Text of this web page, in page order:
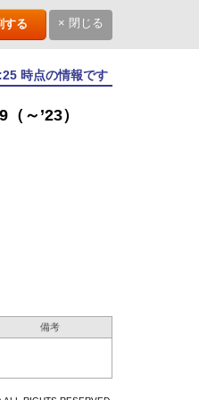
する × 閉じる
時点の情報です
～’23）
備考